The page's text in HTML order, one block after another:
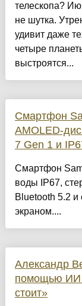
телескопа?
не шутка.
удивит даже
четыре
выстроятся...
Смартфон
AMOLED-
7 Gen 1 и
Смартфон
воды IP67,
Bluetooth 5.2 и
экраном....
Александр
помощью ИИ
стоит»